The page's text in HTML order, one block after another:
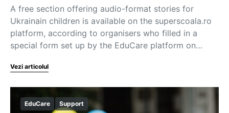
A free section offering audio-format stories for
Ukrainain children is available on the superscoala.ro
platform, according to organisers who filled in a
special form set up by the EduCare platform on…
Vezi articolul
EduCare Support